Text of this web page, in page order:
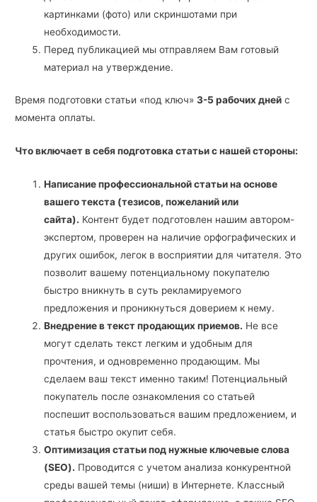
картинками (фото) или скриншотами при
необходимости.
Перед публикацией мы отправляем Вам готовый
материал на утверждение.
Время подготовки статьи «под ключ»3-5 рабочих дней с
момента оплаты.
Что включает в себя подготовка статьи с нашей стороны:
Написание профессиональной статьи на основе
вашего текста (тезисов, пожеланий или
сайта). Контент будет подготовлен нашим автором-
экспертом, проверен на наличие орфографических и
других ошибок, легок в восприятии для читателя. Это
позволит вашему потенциальному покупателю
быстро вникнуть в суть рекламируемого
предложения и проникнуться доверием к нему.
Внедрение в текст продающих приемов. Не все
могут сделать текст легким и удобным для
прочтения, и одновременно продающим. Мы
сделаем ваш текст именно таким! Потенциальный
покупатель после ознакомления со статьей
поспешит воспользоваться вашим предложением, и
статья быстро окупит себя.
Оптимизация статьи под нужные ключевые слова
(SEO). Проводится с учетом анализа конкурентной
среды вашей темы (ниши) в Интернете. Классный